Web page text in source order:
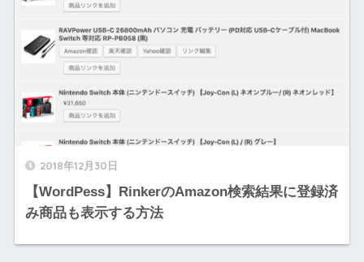
2018年12月30日
【WordPess】RinkerのAmazon検索結果に登録済
み商品も表示する方法